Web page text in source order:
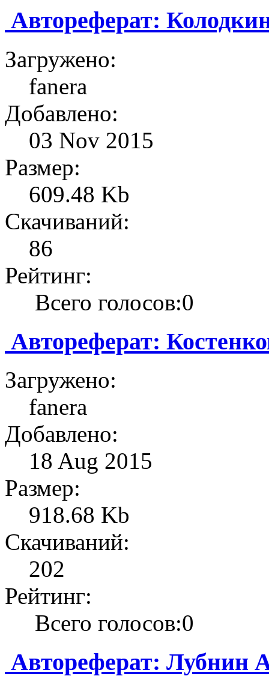
Автореферат:
Загружено:
fanera
Добавлено:
03 Nov 2015
Размер:
609.48 Kb
Скачиваний:
86
Рейтинг:
Всего голосов:0
Автореферат:
Загружено:
fanera
Добавлено:
18 Aug 2015
Размер:
918.68 Kb
Скачиваний:
202
Рейтинг:
Всего голосов:0
Автореферат: Лубнин